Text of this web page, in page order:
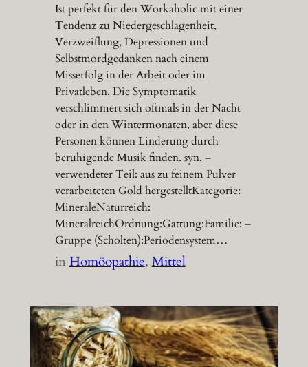
Ist perfekt für den Workaholic mit einer
Tendenz zu Niedergeschlagenheit,
Verzweiflung, Depressionen und
Selbstmordgedanken nach einem
Misserfolg in der Arbeit oder im
Privatleben. Die Symptomatik
verschlimmert sich oftmals in der Nacht
oder in den Wintermonaten, aber diese
Personen können Linderung durch
beruhigende Musik finden. syn. –
verwendeter Teil: aus zu feinem Pulver
verarbeiteten Gold hergestelltKategorie:
MineraleNaturreich:
MineralreichOrdnung:Gattung:Familie: –
Gruppe (Scholten):Periodensystem…
inHomöopathie, Mittel